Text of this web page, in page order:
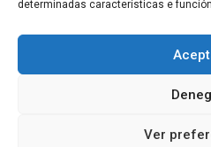
determinadas características e
Ver